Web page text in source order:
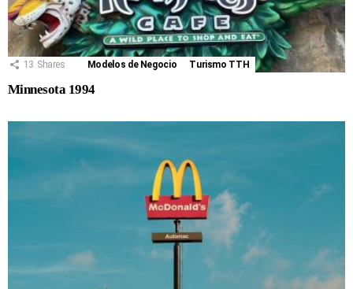
13 Shares Modelos de Negocio Turismo TTH
Minnesota 1994